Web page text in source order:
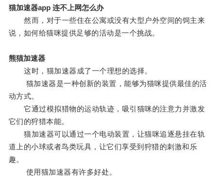
猫加速器app 连不上网怎么办
然而，对于一些住在公寓或没有大型户外空间的饲主来
说，如何给猫咪提供足够的活动是一个挑战。
熊猫加速器
这时，猫加速器成了一个理想的选择。
猫加速器是一种创新的装置，能够为猫咪提供最佳的活
动方式。
它通过模拟猎物的运动轨迹，吸引猫咪的注意力并激发
它们的狩猎本能。
猫加速器可以通过一个电动装置，让猫咪追逐悬挂在轨
道上的小球或者鸟类玩具，让它们享受到狩猎的刺激和乐
趣。
使用猫加速器有许多好处。